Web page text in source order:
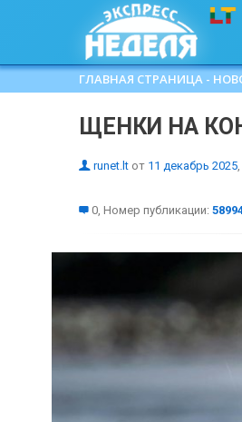
ГЛАВНАЯ СТРАНИЦА -
ЩЕНКИ НА
runet.lt от 11 декабрь 2025
0, Номер публикации: